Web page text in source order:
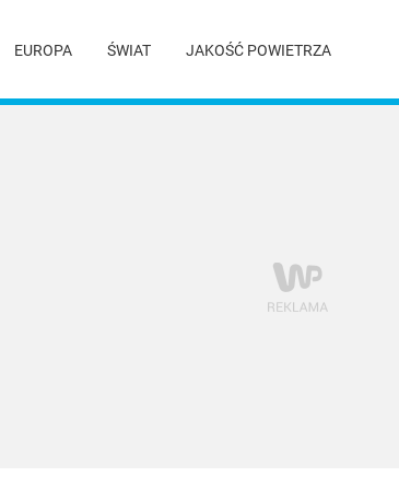
EUROPA ŚWIAT JAKOŚĆ POWIETRZA